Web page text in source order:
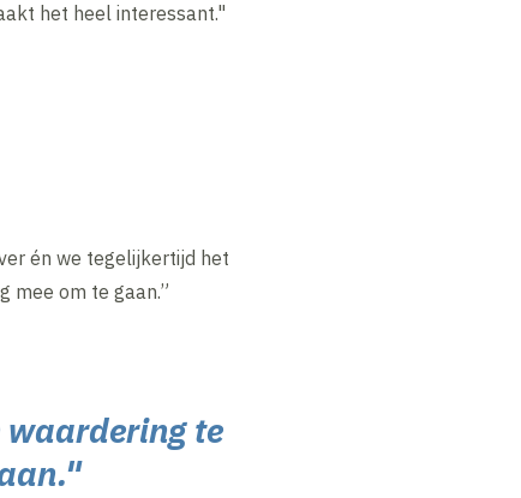
het heel interessant."
én we tegelijkertijd het
mee om te gaan.”
te